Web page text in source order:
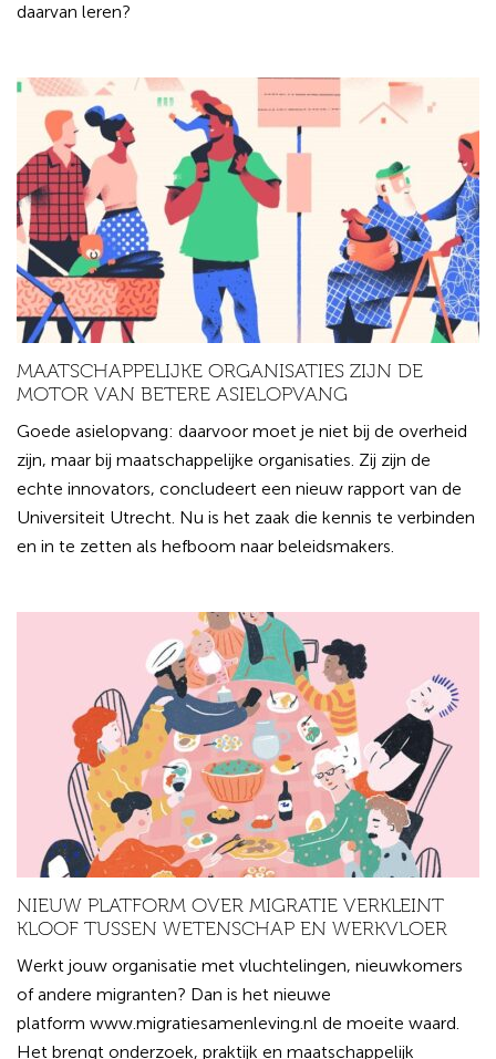
daarvan leren?
MAATSCHAPPELIJKE ORGANISATIES ZIJN DE
MOTOR VAN BETERE ASIELOPVANG
Goede asielopvang: daarvoor moet je niet bij de overheid
zijn, maar bij maatschappelijke organisaties. Zij zijn de
echte innovators, concludeert een nieuw rapport van de
Universiteit Utrecht. Nu is het zaak die kennis te verbinden
en in te zetten als hefboom naar beleidsmakers.
NIEUW PLATFORM OVER MIGRATIE VERKLEINT
KLOOF TUSSEN WETENSCHAP EN WERKVLOER
Werkt jouw organisatie met vluchtelingen, nieuwkomers
of andere migranten? Dan is het nieuwe
platform www.migratiesamenleving.nl de moeite waard.
Het brengt onderzoek, praktijk en maatschappelijk